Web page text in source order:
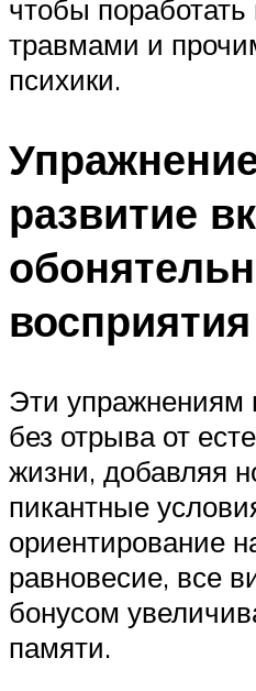
чтобы
травмами и
психики.
развитие
восприятия
Эти упражнениям
без отрыва от
жизни, добавляя
пикантные
ориентирование
равновесие, все
бонусом
памяти.